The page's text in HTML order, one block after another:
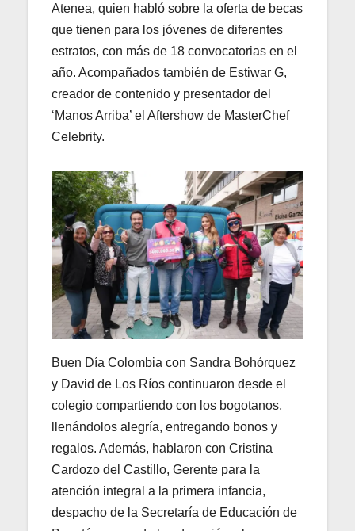
Atenea, quien habló sobre la oferta de becas
que tienen para los jóvenes de diferentes
estratos, con más de 18 convocatorias en el
año. Acompañados también de Estiwar G,
creador de contenido y presentador del
‘Manos Arriba’ el Aftershow de MasterChef
Celebrity.
Buen Día Colombia con Sandra Bohórquez
y David de Los Ríos continuaron desde el
colegio compartiendo con los bogotanos,
llenándolos alegría, entregando bonos y
regalos. Además, hablaron con Cristina
Cardozo del Castillo, Gerente para la
atención integral a la primera infancia,
despacho de la Secretaría de Educación de